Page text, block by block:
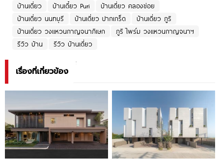
บ้านเดี่ยว
บ้านเดี๋ยว Puri
บ้านเดี่ยว คลองข่อย
บ้านเดี่ยว นนทบุรี
บ้านเดี่ยว ปากเกร็ด
บ้านเดี่ยว ภูริ
บ้านเดี่ยว วงแหวนกาญจนาภิเษก
ภูริ ไพร์ม วงแหวนกาญจนาฯ
รีวิว บ้าน
รีวิว บ้านเดี่ยว
เรื่องที่เกี่ยวข้อง